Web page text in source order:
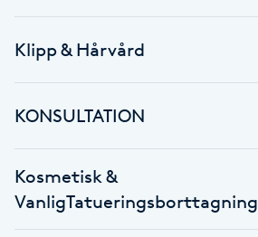
E
Enzympeeling
Extensions borttagning
Eyeliner-tatuering
Klipp & Hårvård
KONSULTATION
Kosmetisk &
VanligTatueringsborttagning